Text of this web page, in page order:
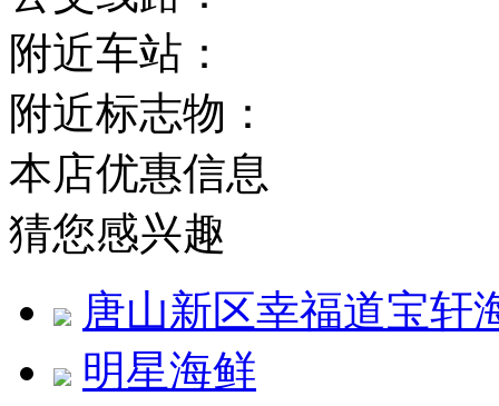
附近车站：
附近标志物：
本店优惠信息
猜您感兴趣
唐山新区幸福道宝轩
明星海鲜